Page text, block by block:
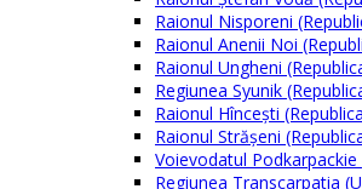
Raionul Nisporeni
Raionul Anenii Noi
Raionul Ungheni
Regiunea Syunik
Raionul Hîncești
Raionul Străşeni
Voievodatul
Regiunea Transcarpatia